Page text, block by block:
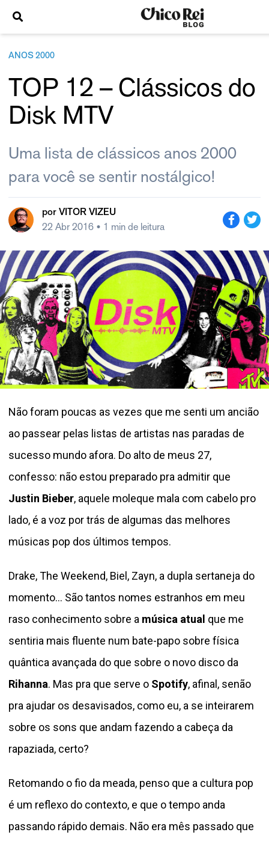
ANOS 2000
TOP 12 – Clássicos do
Disk MTV
Uma lista de clássicos anos 2000
para você se sentir nostálgico!
por VITOR VIZEU
22 Abr 2016 • 1 min de leitura
Não foram poucas as vezes que me senti um ancião
ao passear pelas listas de artistas nas paradas de
sucesso mundo afora. Do alto de meus 27,
confesso: não estou preparado pra admitir que
Justin Bieber, aquele moleque mala com cabelo pro
lado, é a voz por trás de algumas das melhores
músicas pop dos últimos tempos.
Drake, The Weekend, Biel, Zayn, a dupla sertaneja do
momento… São tantos nomes estranhos em meu
raso conhecimento sobre a música atual que me
sentiria mais fluente num bate-papo sobre física
quântica avançada do que sobre o novo disco da
Rihanna. Mas pra que serve o Spotify, afinal, senão
pra ajudar os desavisados, como eu, a se inteirarem
sobre os sons que andam fazendo a cabeça da
rapaziada, certo?
Retomando o fio da meada, penso que a cultura pop
é um reflexo do contexto, e que o tempo anda
passando rápido demais. Não era mês passado que